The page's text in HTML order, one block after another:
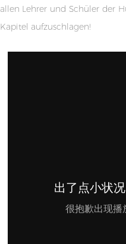
allen Lehrer und Schüler der
Kapitel aufzuschlagen!